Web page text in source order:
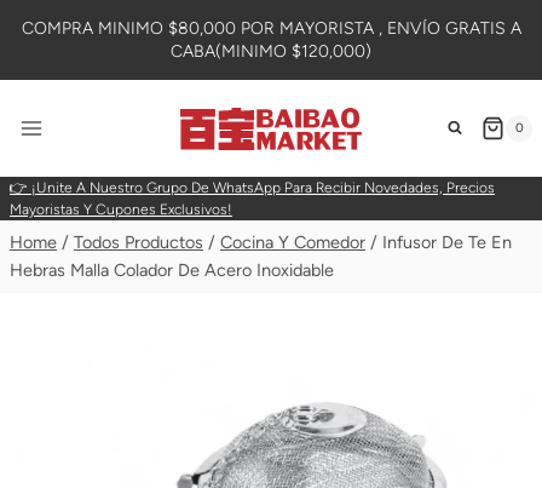
Content
COMPRA MINIMO $80,000 POR MAYORISTA , ENVÍO GRATIS A
CABA(MINIMO $120,000)
0
👉 ¡Unite A Nuestro Grupo De WhatsApp Para Recibir Novedades, Precios
Mayoristas Y Cupones Exclusivos!
Home / Todos Productos / Cocina Y Comedor / Infusor De Te En
Hebras Malla Colador De Acero Inoxidable